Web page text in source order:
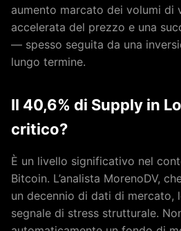
aumento marcato dei volumi di
accelerata del prezzo e una
— spesso seguita da una
lungo termine.
Il 40,6% di Supply in
critico?
È un livello significativo nel
Bitcoin. L’analista MorenoDV,
un decennio di dati di mercato,
segnale di stress strutturale.